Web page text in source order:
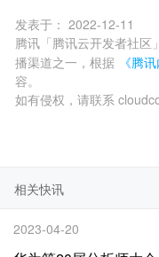
发表于： 2022-12-11
腾讯「腾讯云开发者社区
播渠道之一，根据
《腾
容。
如有侵权，请联系
相关快讯
2023-04-20